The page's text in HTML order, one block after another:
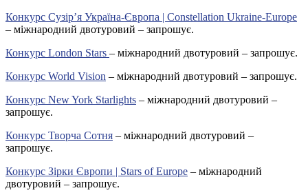
Конкурс Сузір’я Україна-Європа | Constellation Ukraine-Europe
– міжнародний двотуровий – запрошує.
Конкурс London Stars – міжнародний двотуровий – запрошує.
Конкурс World Vision – міжнародний двотуровий – запрошує.
Конкурс New York Starlights – міжнародний двотуровий –
запрошує.
Конкурс Творча Сотня – міжнародний двотуровий –
запрошує.
Конкурс Зірки Європи | Stars of Europe – міжнародний
двотуровий – запрошує.